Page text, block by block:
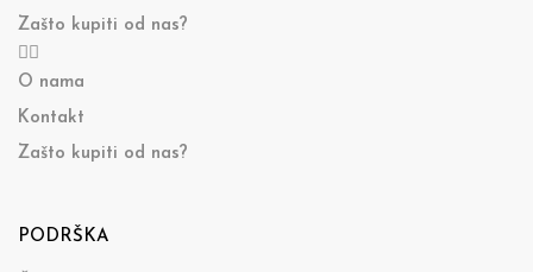
Zašto kupiti od nas?
O nama
Kontakt
Zašto kupiti od nas?
PODRŠKA